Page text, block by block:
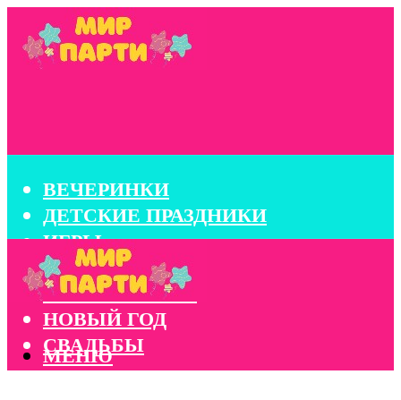
ВЕЧЕРИНКИ
ДЕТСКИЕ ПРАЗДНИКИ
ИГРЫ
КОНКУРСЫ
КОРПОРАТИВЫ
НОВЫЙ ГОД
СВАДЬБЫ
МЕНЮ